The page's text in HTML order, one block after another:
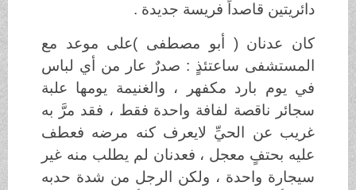
دائريتين قاصداً فريسة جديدة .
كان عدنان ( أبو مصطفى )على موعد مع
المستشفى ساعتئذٍ : صدرٌ عار من أي لباس
في يوم بارد مكفهر ، والغنيمة يومها علبة
سجائر ناقصة لفافة واحدة فقط ، فقد مرَّ به
غريب عن الحيِّ لايعرف كنه مرضه فعطف
عليه بحتفٍ معجل ، فعدنان لم يطلب منه غير
سيجارة واحدة ، ولكن الرجل من شدة حدبه